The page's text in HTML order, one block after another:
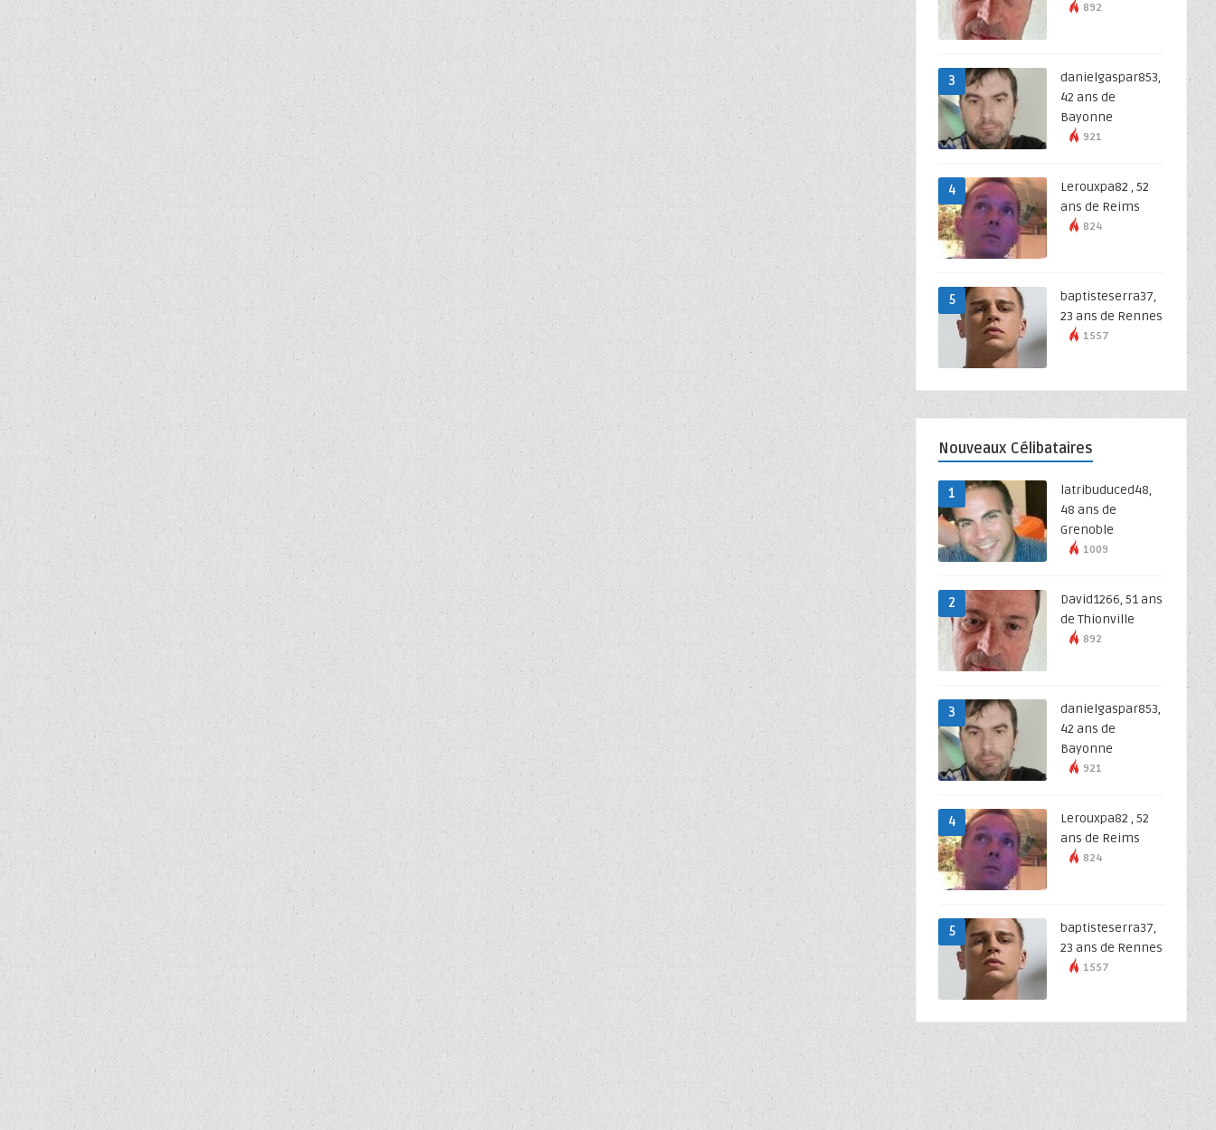
892
3
danielgaspar853,
42 ans de
Bayonne
921
4
Lerouxpa82 , 52
ans de Reims
824
5
baptisteserra37,
23 ans de Rennes
1557
Nouveaux Célibataires
1
latribuduced48,
48 ans de
Grenoble
1009
2
David1266, 51 ans
de Thionville
892
3
danielgaspar853,
42 ans de
Bayonne
921
4
Lerouxpa82 , 52
ans de Reims
824
5
baptisteserra37,
23 ans de Rennes
1557